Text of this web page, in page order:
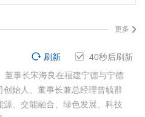
更多
39秒后刷新
刷新
董事长宋海良在福建宁德与宁德
始人、董事长兼总经理曾毓群
、交能融合、绿色发展、科技